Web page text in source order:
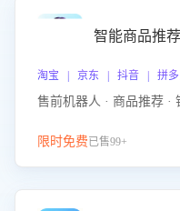
智能商品推
淘宝 | 京东 | 抖音 | 拼多
售前机器人 · 商品推荐 ·
限时免费已售99+